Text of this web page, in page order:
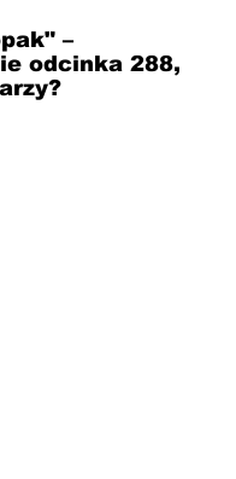
–
odcinka 288,